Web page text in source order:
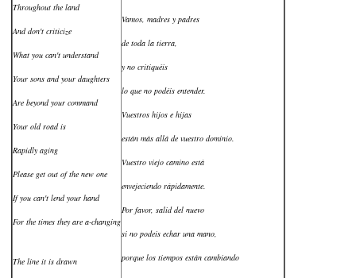
Throughout the land
And don't criticize
What you can't understand
Your sons and your daughters
Are beyond your command
Your old road is
Rapidly aging
Please get out of the new one
If you can't lend your hand
For the times they are a-changing
The line it is drawn
Vamos, madres y padres
de toda la tierra,
y no critiquéis
lo que no podéis entender.
Vuestros hijos e hijas
están más allá de vuestro dominio.
Vuestro viejo camino está
envejeciendo rápidamente.
Por favor, salid del nuevo
si no podeis echar una mano,
porque los tiempos están cambiando